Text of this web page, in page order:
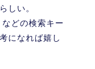
しい。
どの検索キー
になれば嬉し